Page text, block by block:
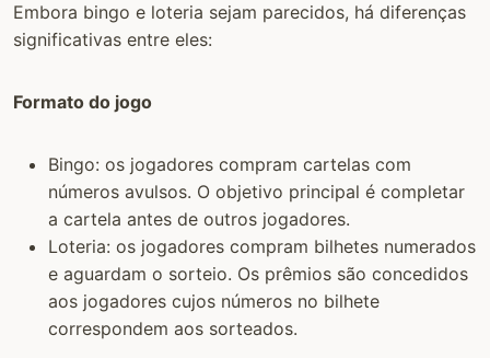
Embora bingo e loteria sejam parecidos, há diferenças
significativas entre eles:
Formato do jogo
Bingo: os jogadores compram cartelas com
números avulsos. O objetivo principal é completar
a cartela antes de outros jogadores.
Loteria: os jogadores compram bilhetes numerados
e aguardam o sorteio. Os prêmios são concedidos
aos jogadores cujos números no bilhete
correspondem aos sorteados.